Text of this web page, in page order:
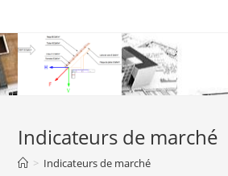
to
content
Indicateurs de marché
> Indicateurs de marché